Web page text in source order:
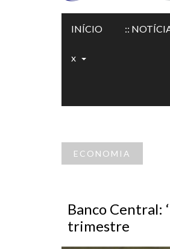
INÍCIO ::
x
ECONOMIA
Banco Central:
trimestre